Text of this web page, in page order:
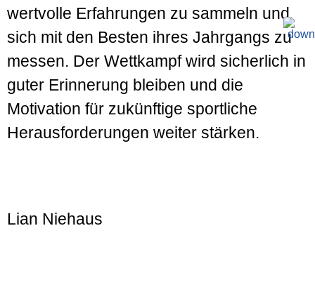
wertvolle Erfahrungen zu sammeln und
sich mit den Besten ihres Jahrgangs zu
messen. Der Wettkampf wird sicherlich in
guter Erinnerung bleiben und die
Motivation für zukünftige sportliche
Herausforderungen weiter stärken.
Lian Niehaus